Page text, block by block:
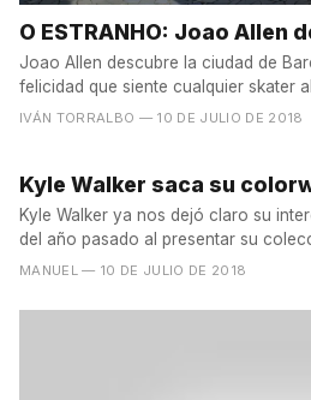
O ESTRANHO: Joao Allen
Joao Allen descubre la ciudad de
felicidad que siente cualquier skater
IVÁN TORRALBO — 10 DE JULIO DE 2018
Kyle Walker saca su
Kyle Walker ya nos dejó claro su
del año pasado al presentar su
MANUEL — 10 DE JULIO DE 2018